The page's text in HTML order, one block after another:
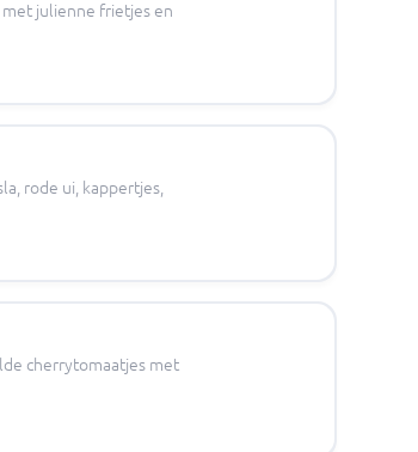
met julienne frietjes en
rode ui, kappertjes,
cherrytomaatjes met